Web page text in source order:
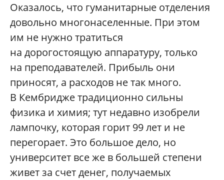
Оказалось, что гуманитарные отделения
довольно многонаселенные. При этом
им не нужно тратиться
на дорогостоящую аппаратуру, только
на преподавателей. Прибыль они
приносят, а расходов не так много.
В Кембридже традиционно сильны
физика и химия; тут недавно изобрели
лампочку, которая горит 99 лет и не
перегорает. Это большое дело, но
университет все же в большей степени
живет за счет денег, получаемых